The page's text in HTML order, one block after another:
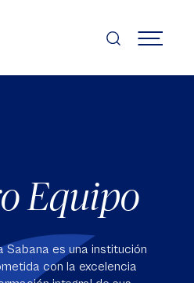
MENÚ
Equipo
Sabana es una institución
con la excelencia